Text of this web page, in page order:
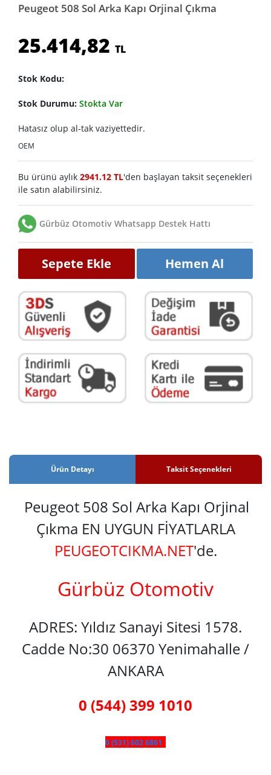
Peugeot 508 Sol Arka Kapı Orjinal Çıkma
25.414,82 TL
Stok Kodu:
Stok Durumu: Stokta Var
Hatasız olup al-tak vaziyettedir.
OEM
Bu ürünü aylık 2941.12 TL'den başlayan taksit seçenekleri
ile satın alabilirsiniz.
Gürbüz Otomotiv Whatsapp Destek Hattı
Sepete Ekle Hemen Al
Ürün Detayı Taksit Seçenekleri
Peugeot 508 Sol Arka Kapı Orjinal
Çıkma EN UYGUN FİYATLARLA
PEUGEOTCIKMA.NET'de.
Gürbüz Otomotiv
ADRES: Yıldız Sanayi Sitesi 1578.
Cadde No:30 06370 Yenimahalle /
ANKARA
0 (544) 399 1010
0 (531) 602 6861